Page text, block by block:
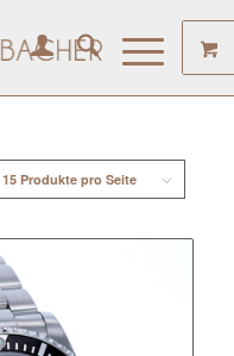
15 Produkte pro Seite